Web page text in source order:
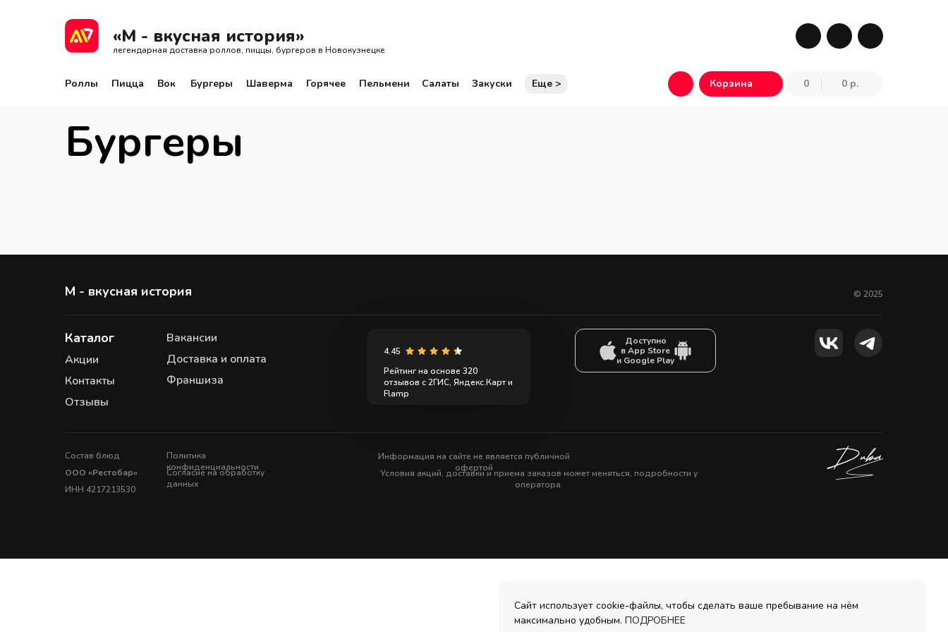
легендарная доставка роллов, пиццы, бургеров в Новокузнецке
«М - вкусная история»
0 0 р.
Корзина
Еще >
Закуски
Салаты
Пельмени
Горячее
Шаверма
Бургеры
Вок
Пицца
Роллы
Бургеры
Сайт использует cookie-файлы, чтобы сделать ваше пребывание на нём
максимально удобным. ПОДРОБНЕЕ
© 2025
М - вкусная история
Политика
конфиденциальности
Согласие на обработку
данных
Состав блюд
ООО «Рестобар»
ИНН 4217213530
Информация на сайте не является публичной
офертой
Условия акций, доставки и приема заказов может меняться, подробности у
оператора.
Каталог
Акции
Контакты
Вакансии
Доставка и оплата
Франшиза
Отзывы
Рейтинг на основе 320
отзывов с 2ГИС, Яндекс.Карт и
Flamp
4.45
Доступно
в App Store
и Google Play